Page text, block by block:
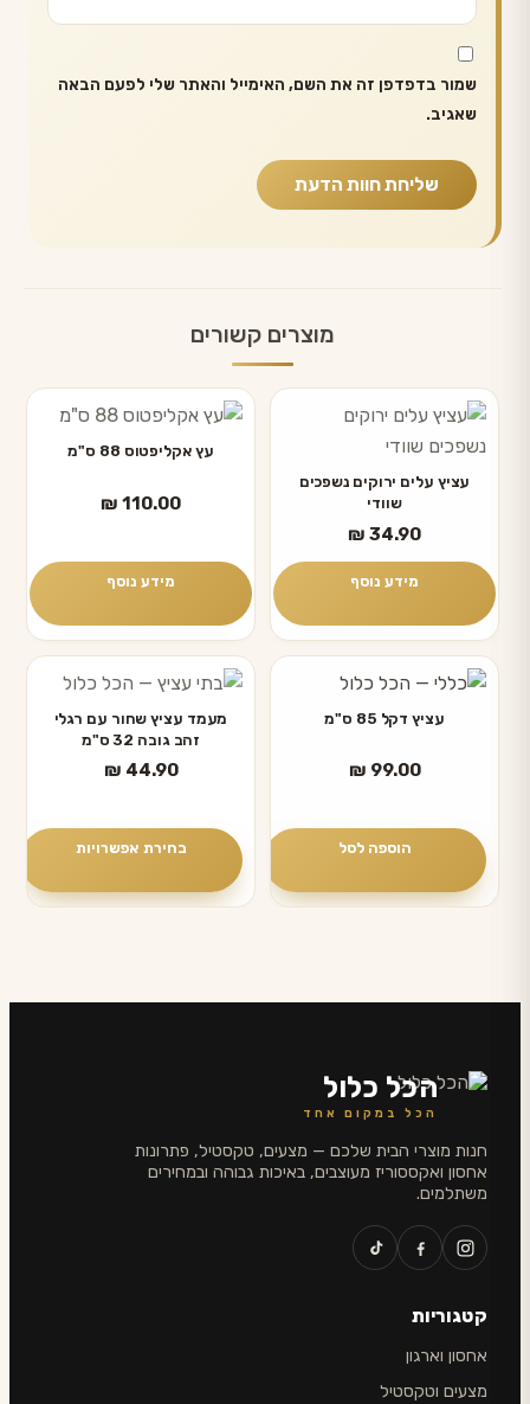
שמור בדפדפן זה את השם, האימייל והאתר שלי לפעם הבאה
שאגיב.
מוצרים קשורים
עציץ עלים ירוקים נשפכים
שוודי
₪ 34.90
מידע נוסף
עץ אקליפטוס 88 ס"מ
₪ 110.00
מידע נוסף
עציץ דקל 85 ס"מ
₪ 99.00
הוספה לסל
מעמד עציץ שחור עם רגלי
זהב גובה 32 ס"מ
₪ 44.90
בחירת אפשרויות
למוצר
זה
ניתן
לבחור
את
הכל כלול
הכל במקום אחד
חנות מוצרי הבית שלכם — מצעים, טקסטיל, פתרונות
אחסון ואקססוריז מעוצבים, באיכות גבוהה ובמחירים
משתלמים.
קטגוריות
אחסון וארגון
מצעים וטקסטיל